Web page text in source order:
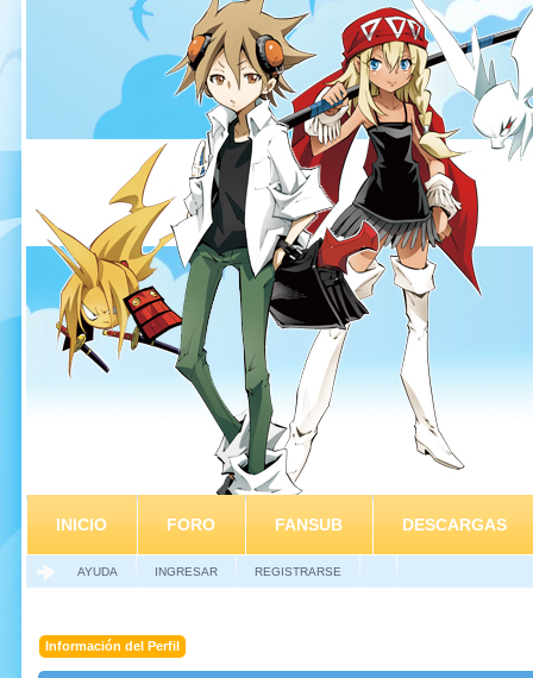
INICIO FORO FANSUB DESCARGAS
AYUDA INGRESAR REGISTRARSE
Información del Perfil